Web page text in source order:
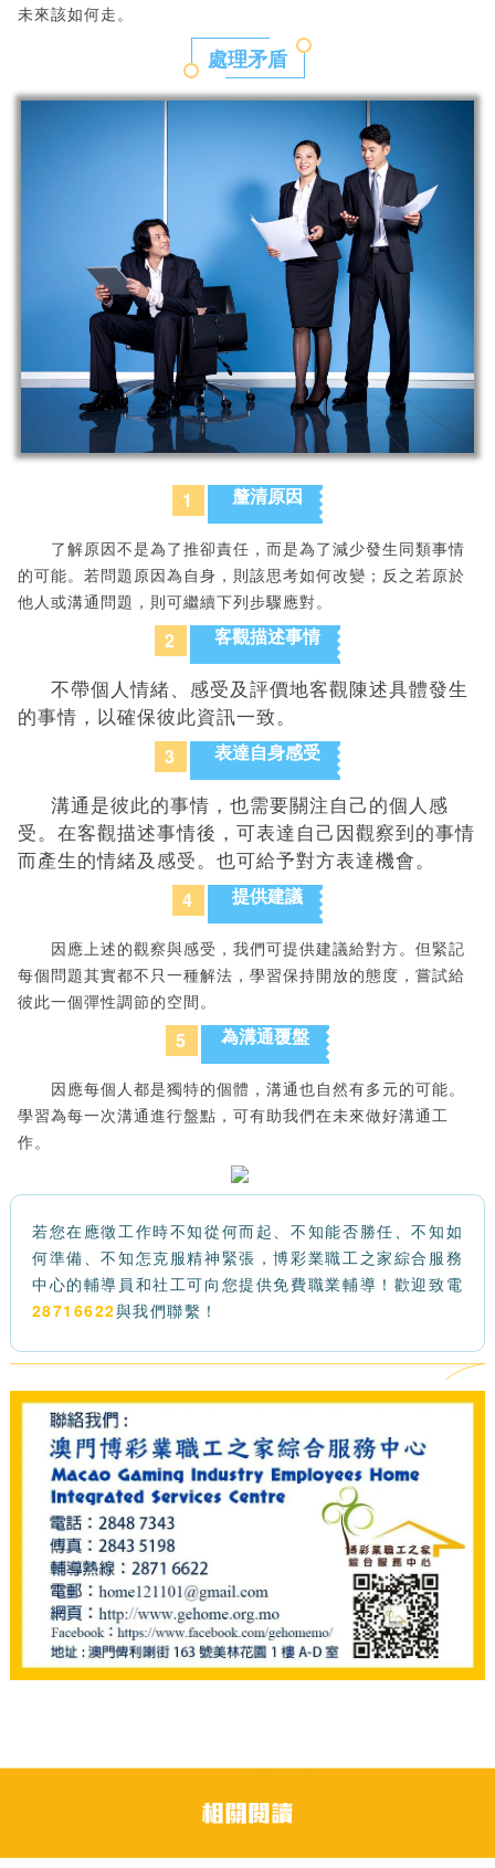
未來該如何走。
處理矛盾
1 釐清原因
了解原因不是為了推卻責任，而是為了減少發生同類事情
的可能。若問題原因為自身，則該思考如何改變；反之若原於
他人或溝通問題，則可繼續下列步驟應對。
2 客觀描述事情
不帶個人情緒、感受及評價地客觀陳述具體發生
的事情，以確保彼此資訊一致。
3 表達自身感受
溝通是彼此的事情，也需要關注自己的個人感
受。在客觀描述事情後，可表達自己因觀察到的事情
而產生的情緒及感受。也可給予對方表達機會。
4 提供建議
因應上述的觀察與感受，我們可提供建議給對方。但緊記
每個問題其實都不只一種解法，學習保持開放的態度，嘗試給
彼此一個彈性調節的空間。
5 為溝通覆盤
因應每個人都是獨特的個體，溝通也自然有多元的可能。
學習為每一次溝通進行盤點，可有助我們在未來做好溝通工
作。
若您在應徵工作時不知從何而起、不知能否勝任、不知如
何準備、不知怎克服精神緊張，博彩業職工之家綜合服務
中心的輔導員和社工可向您提供免費職業輔導！歡迎致電
28716622與我們聯繫！